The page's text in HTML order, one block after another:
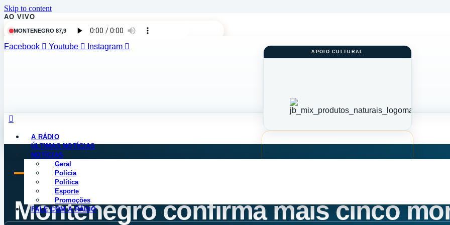
Skip to content
AO VIVO
MONTENEGRO 87,9
Facebook Youtube Instagram
A RÁDIO
ÚLTIMAS NOTÍCIAS
NOTÍCIAS
Geral
Polícia
Política
Esporte
Promoções
FALE COM A RÁDIO
MONTENEGRO FM · NOTÍCIAS
Montenegro confirma mais cinco